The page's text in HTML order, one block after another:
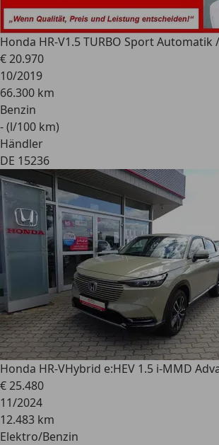
Honda HR-V1.5 TURBO Sport
€ 20.970
10/2019
66.300 km
Benzin
- (l/100 km)
Händler
DE 15236
Honda HR-VHybrid e:HEV 1.5 i-MMD
€ 25.480
11/2024
12.483 km
Elektro/Benzin